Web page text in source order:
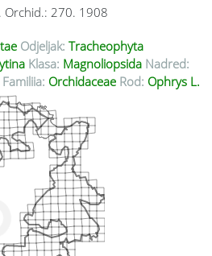
Orchid.: 270. 1908
Odjeljak: Tracheophyta
Klasa: Magnoliopsida Nadred:
Familija: Orchidaceae Rod: Ophrys L.